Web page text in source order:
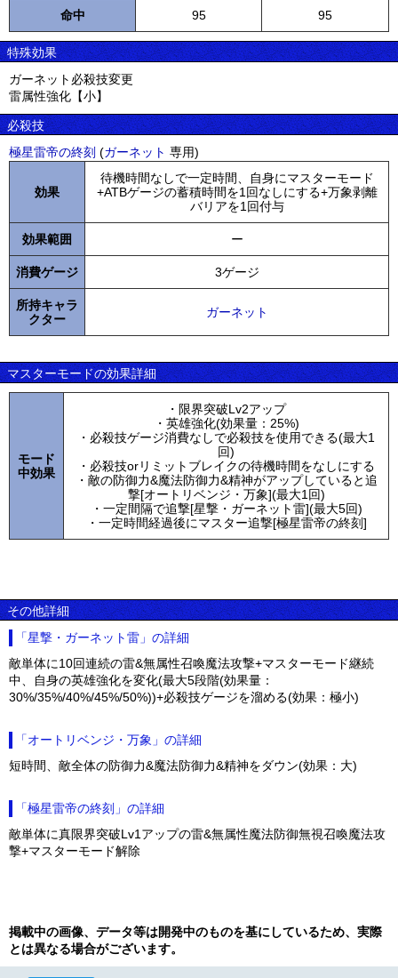
命中 95 95
特殊効果
ガーネット必殺技変更
雷属性強化【小】
必殺技
極星雷帝の終刻 (ガーネット 専用)
効果
待機時間なしで一定時間、自身にマスターモード
+ATBゲージの蓄積時間を1回なしにする+万象剥離
バリアを1回付与
効果範囲 ー
消費ゲージ 3ゲージ
所持キャラ
クター
ガーネット
マスターモードの効果詳細
モード
中効果
・限界突破Lv2アップ
・英雄強化(効果量：25%)
・必殺技ゲージ消費なしで必殺技を使用できる(最大1
回)
・必殺技orリミットブレイクの待機時間をなしにする
・敵の防御力&魔法防御力&精神がアップしていると追
撃[オートリベンジ・万象](最大1回)
・一定間隔で追撃[星撃・ガーネット雷](最大5回)
・一定時間経過後にマスター追撃[極星雷帝の終刻]
その他詳細
「星撃・ガーネット雷」の詳細
敵単体に10回連続の雷&無属性召喚魔法攻撃+マスターモード継続
中、自身の英雄強化を変化(最大5段階(効果量：
30%/35%/40%/45%/50%))+必殺技ゲージを溜める(効果：極小)
「オートリベンジ・万象」の詳細
短時間、敵全体の防御力&魔法防御力&精神をダウン(効果：大)
「極星雷帝の終刻」の詳細
敵単体に真限界突破Lv1アップの雷&無属性魔法防御無視召喚魔法攻
撃+マスターモード解除
掲載中の画像、データ等は開発中のものを基にしているため、実際
とは異なる場合がございます。